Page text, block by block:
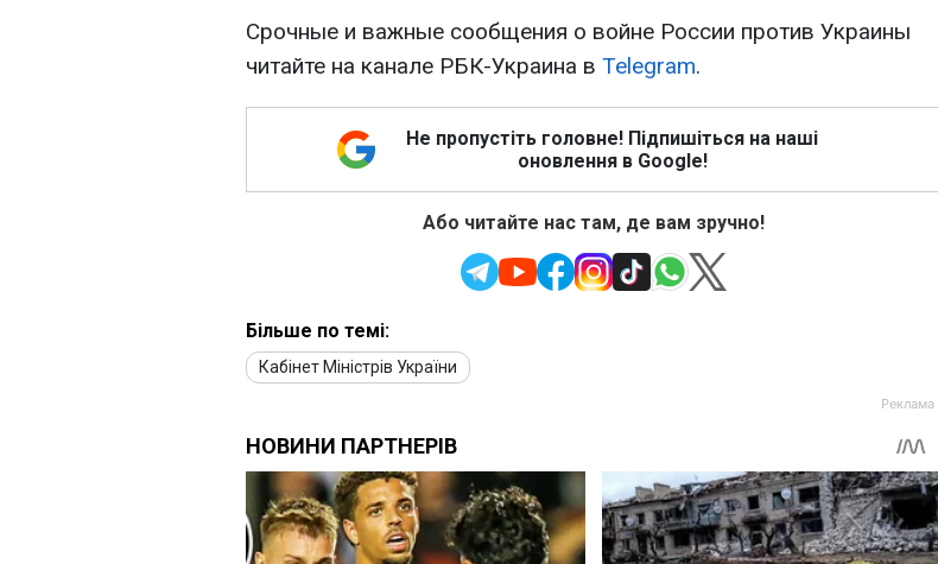
Срочные и важные сообщения о войне России против Украины
читайте на канале РБК-Украина в Telegram.
Не пропустіть головне! Підпишіться на наші
оновлення в Google!
Або читайте нас там, де вам зручно!
Більше по темі:
Кабінет Міністрів України